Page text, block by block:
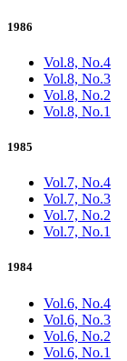
1986
Vol.8, No.4
Vol.8, No.3
Vol.8, No.2
Vol.8, No.1
1985
Vol.7, No.4
Vol.7, No.3
Vol.7, No.2
Vol.7, No.1
1984
Vol.6, No.4
Vol.6, No.3
Vol.6, No.2
Vol.6, No.1